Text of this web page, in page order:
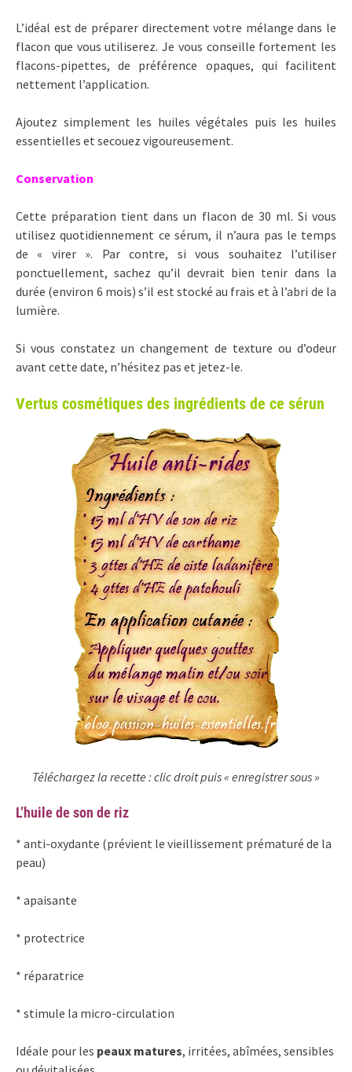
L’idéal est de préparer directement votre mélange dans le
flacon que vous utiliserez. Je vous conseille fortement les
flacons-pipettes, de préférence opaques, qui facilitent
nettement l’application.
Ajoutez simplement les huiles végétales puis les huiles
essentielles et secouez vigoureusement.
Conservation
Cette préparation tient dans un flacon de 30 ml. Si vous
utilisez quotidiennement ce sérum, il n’aura pas le temps
de « virer ». Par contre, si vous souhaitez l’utiliser
ponctuellement, sachez qu’il devrait bien tenir dans la
durée (environ 6 mois) s’il est stocké au frais et à l’abri de la
lumière.
Si vous constatez un changement de texture ou d’odeur
avant cette date, n’hésitez pas et jetez-le.
Vertus cosmétiques des ingrédients de ce sérun
Téléchargez la recette : clic droit puis « enregistrer sous »
L’huile de son de riz
* anti-oxydante (prévient le vieillissement prématuré de la
peau)
* apaisante
* protectrice
* réparatrice
* stimule la micro-circulation
Idéale pour les peaux matures, irritées, abîmées, sensibles